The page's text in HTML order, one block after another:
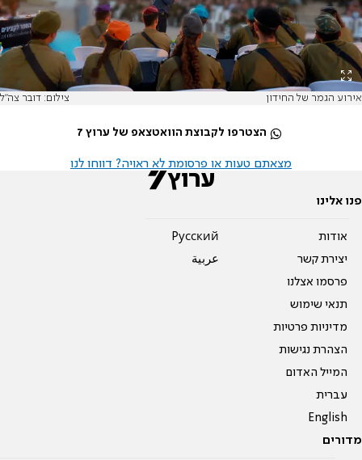
אירוע הגמר של החידון צילום: דובר צה"ל
הצטרפו לקבוצת הוואטצאפ של ערוץ 7
מצאתם טעות או פרסומת לא ראויה? דווחו לנו
פנו אלינו
אודות
יצירת קשר
פרסמו אצלנו
תנאי שימוש
מדיניות פרטיות
הצהרת נגישות
המייל האדום
עברית
English
Pусский
عربية
מדורים